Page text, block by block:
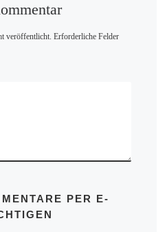
veröffentlicht. Erforderliche Felder
PER E-